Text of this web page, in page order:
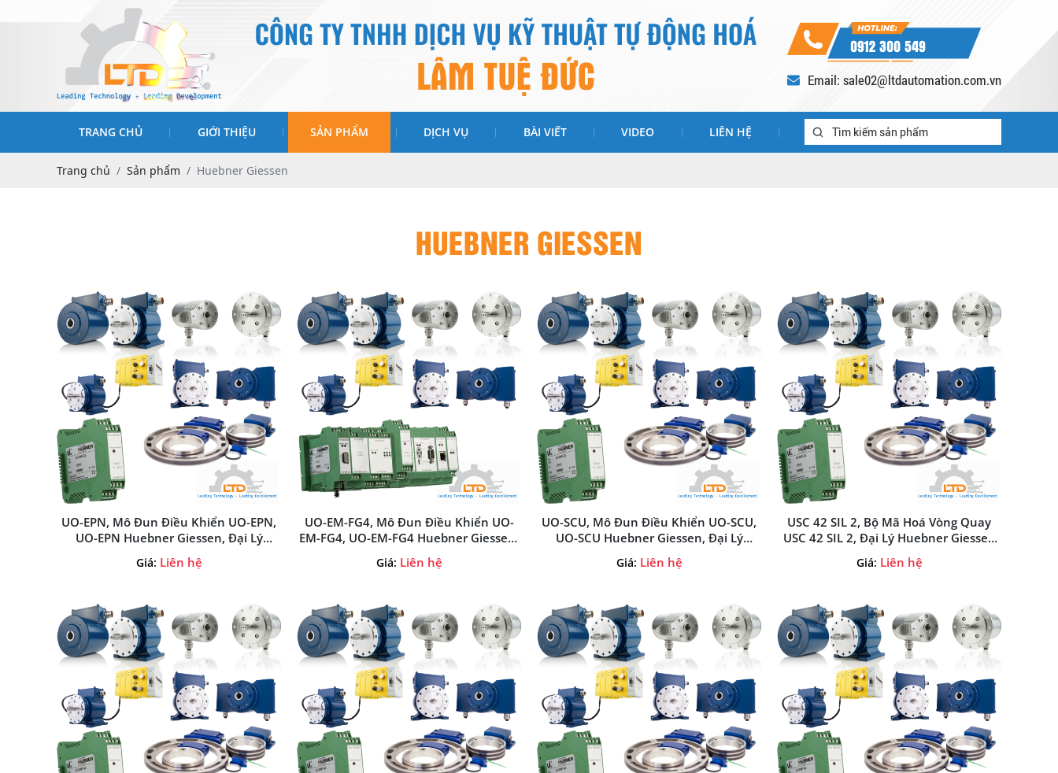
0912 300 549
Email: sale02@ltdautomation.com.vn
TRANG CHỦ GIỚI THIỆU SẢN PHẨM DỊCH VỤ BÀI VIẾT VIDEO LIÊN HỆ
Trang chủ Sản phẩm Huebner Giessen
HUEBNER GIESSEN
UO-EPN, Mô Đun Điều Khiển UO-EPN,
UO-EPN Huebner Giessen, Đại Lý
Giá: Liên hệ
UO-EM-FG4, Mô Đun Điều Khiển UO-
EM-FG4, UO-EM-FG4 Huebner Giessen,
Giá: Liên hệ
UO-SCU, Mô Đun Điều Khiển UO-SCU,
UO-SCU Huebner Giessen, Đại Lý
Giá: Liên hệ
USC 42 SIL 2, Bộ Mã Hoá Vòng Quay
USC 42 SIL 2, Đại Lý Huebner Giessen
Giá: Liên hệ